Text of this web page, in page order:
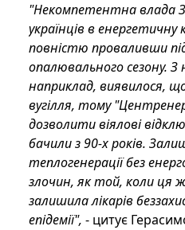
"Некомпетентна влада
українців в енергетичну
повністю проваливши
опалювального сезону.
наприклад, виявилося,
вугілля, тому
дозволити віялові
бачили з 90-х років.
теплогенерації без
злочин, як той, коли ця
залишила лікарів
епідемії", - цитує